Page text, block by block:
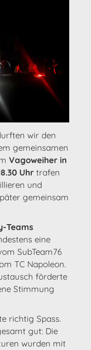
wir den
gemeinsamen
Vagoweiher in
Uhr trafen
und
gemeinsam
Teams
eine
SubTeam76
TC Napoleon.
förderte
Stimmung
richtig Spass.
gut: Die
wurden mit